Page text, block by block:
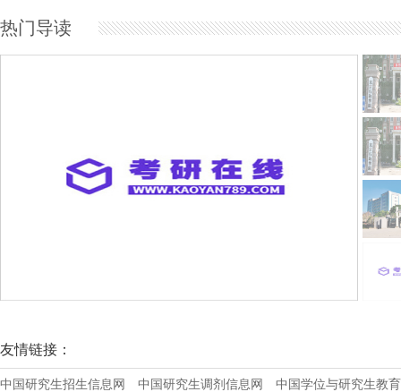
热门导读
友情链接：
中国研究生招生信息网 中国研究生调剂信息网 中国学位与研究生教